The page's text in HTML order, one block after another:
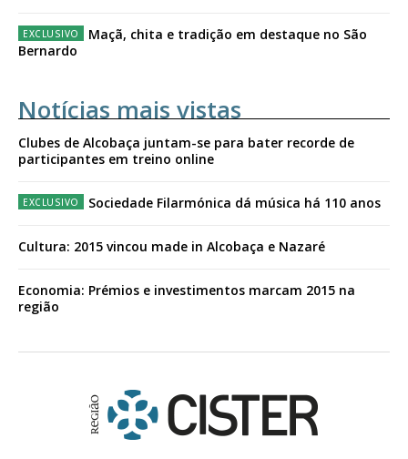
Maçã, chita e tradição em destaque no São
Bernardo
Notícias mais vistas
Clubes de Alcobaça juntam-se para bater recorde de
participantes em treino online
Sociedade Filarmónica dá música há 110 anos
Cultura: 2015 vincou made in Alcobaça e Nazaré
Economia: Prémios e investimentos marcam 2015 na
região